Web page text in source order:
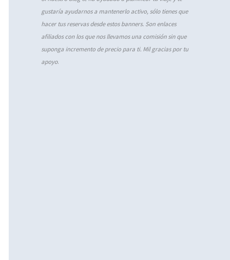
gustaría ayudarnos a mantenerlo activo, sólo tienes que
hacer tus reservas desde estos banners. Son enlaces
afiliados con los que nos llevamos una comisión sin que
suponga incremento de precio para ti. Mil gracias por tu
apoyo.